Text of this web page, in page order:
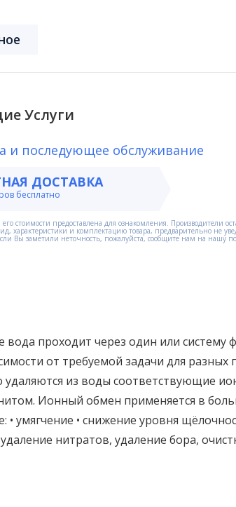
Услуги
и последующее обслуживание
ДОСТАВКА
бесплатно
стоимости предоставлена для ознакомления. Производители
характеристики и комплектацию товара, предварительно не
Вы заметили неточность, пожалуйста, сообщите нам на нашу
проходит через один или систему
от требуемой задачи для разных
удаляются из воды соответствующие
Ионный обмен применяется в
умягчение • снижение уровня
нитратов, удаление бора,